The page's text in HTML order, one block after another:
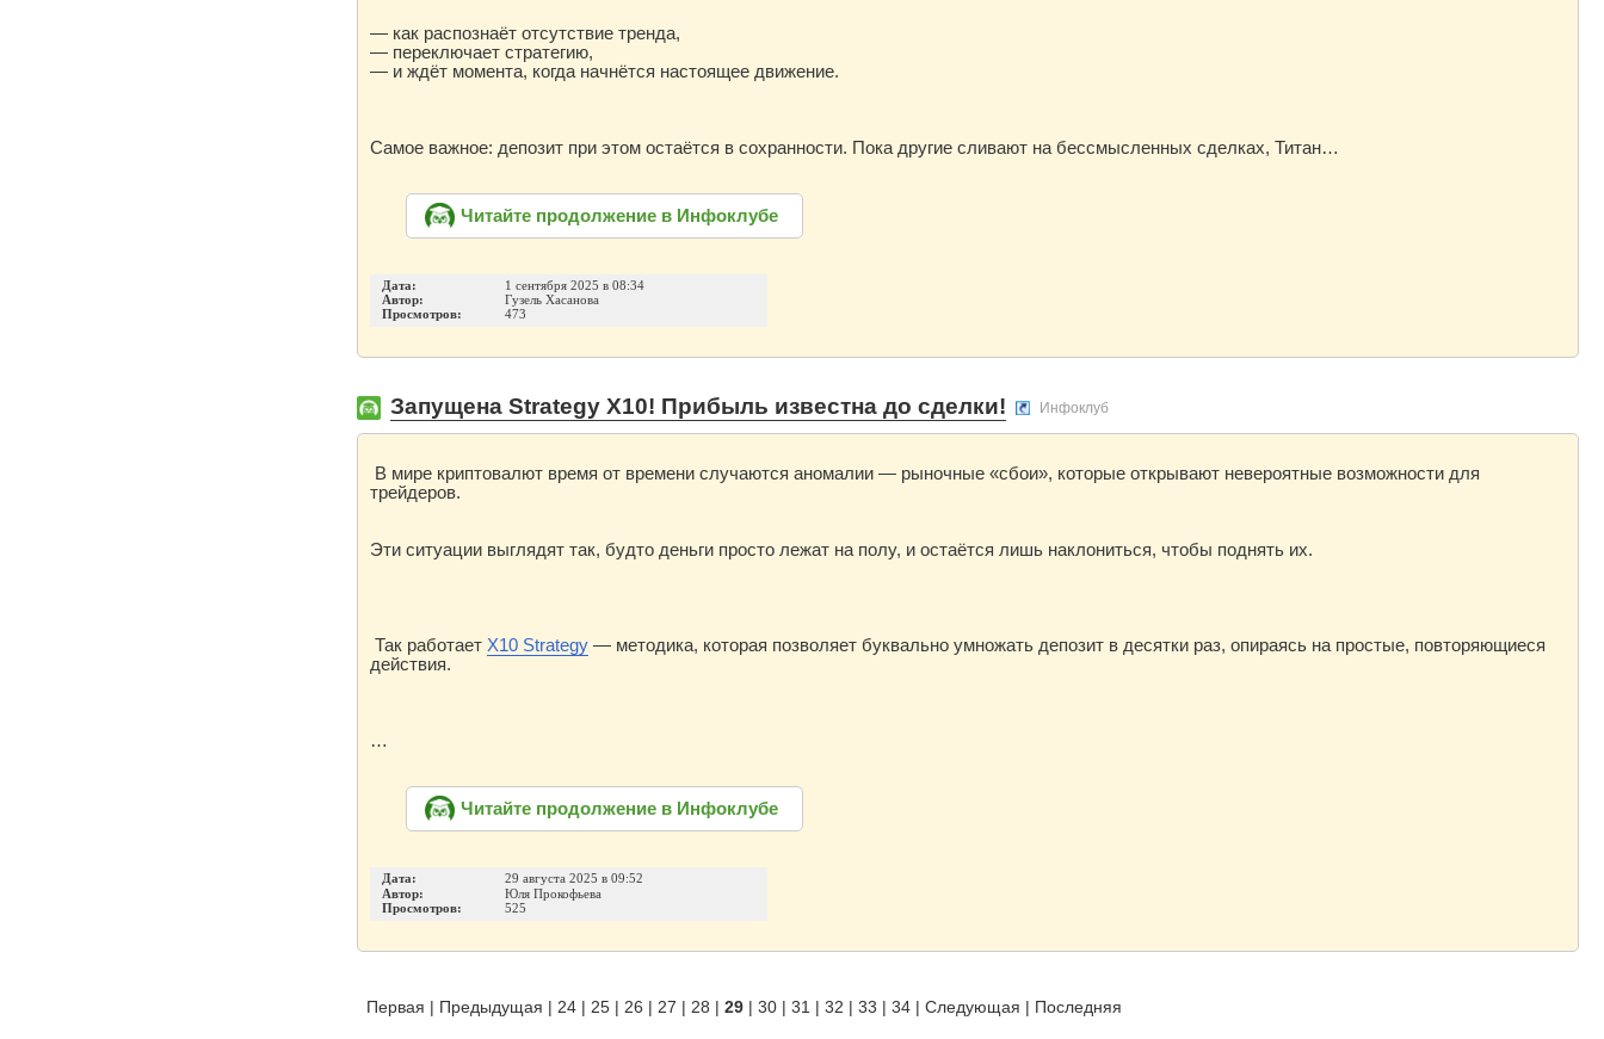
— как распознаёт отсутствие тренда,
— переключает стратегию,
— и ждёт момента, когда начнётся настоящее движение.
Самое важное: депозит при этом остаётся в сохранности. Пока другие сливают на бессмысленных сделках, Титан…
Читайте продолжение в Инфоклубе
Дата:
1 сентября 2025 в 08:34
Автор:
Гузель Хасанова
Просмотров:
473
Запущена Strategy X10! Прибыль известна до сделки! Инфоклуб
В мире криптовалют время от времени случаются аномалии — рыночные «сбои», которые открывают невероятные возможности для
трейдеров.
Эти ситуации выглядят так, будто деньги просто лежат на полу, и остаётся лишь наклониться, чтобы поднять их.
Так работает X10 Strategy — методика, которая позволяет буквально умножать депозит в десятки раз, опираясь на простые, повторяющиеся
действия.
…
Читайте продолжение в Инфоклубе
Дата:
29 августа 2025 в 09:52
Автор:
Юля Прокофьева
Просмотров:
525
Первая | Предыдущая | 24 | 25 | 26 | 27 | 28 | 29 | 30 | 31 | 32 | 33 | 34 | Следующая | Последняя